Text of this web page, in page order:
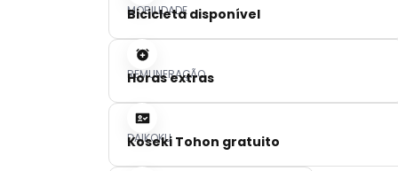
MOBILIDADE
Bicicleta disponível
REMUNERAÇÃO
Horas extras
DAIKOKU
Koseki Tohon gratuito